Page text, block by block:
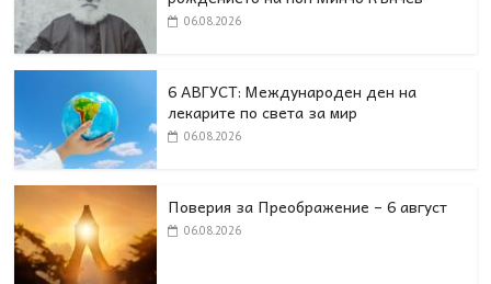
06.08.2026
6 АВГУСТ: Международен ден на
лекарите по света за мир
06.08.2026
Поверия за Преображение – 6 август
06.08.2026